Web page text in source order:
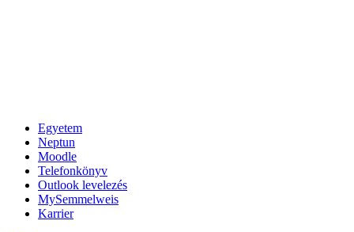
Egyetem
Neptun
Moodle
Telefonkönyv
Outlook levelezés
MySemmelweis
Karrier